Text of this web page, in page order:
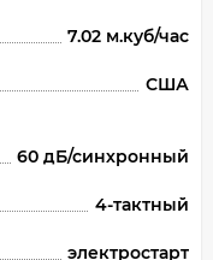
7.02 м.куб/час
США
60 дБ/синхронный
4-тактный
электростарт